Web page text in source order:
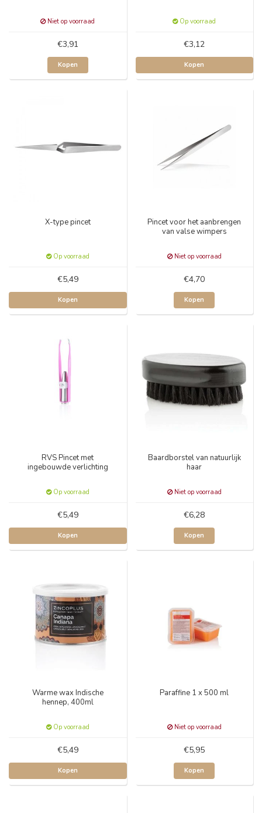
Niet op voorraad
€3,91
Kopen
Op voorraad
€3,12
Kopen
X-type pincet
Op voorraad
€5,49
Kopen
Pincet voor het aanbrengen
van valse wimpers
Niet op voorraad
€4,70
Kopen
RVS Pincet met
ingebouwde verlichting
Op voorraad
€5,49
Kopen
Baardborstel van natuurlijk
haar
Niet op voorraad
€6,28
Kopen
Warme wax Indische
hennep, 400ml
Op voorraad
€5,49
Kopen
Paraffine 1 x 500 ml
Niet op voorraad
€5,95
Kopen